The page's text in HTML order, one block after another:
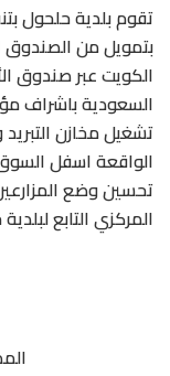
تقوم بلدية حلحول
بتمويل من الصندوق
الكويت عبر صندوق
السعودية باشراف
تشغيل مخازن
الواقعة اسفل
تحسين وضع
المركزي التابع